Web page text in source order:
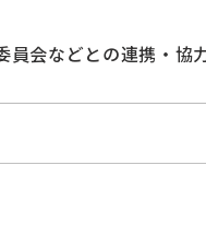
会などとの連携・協